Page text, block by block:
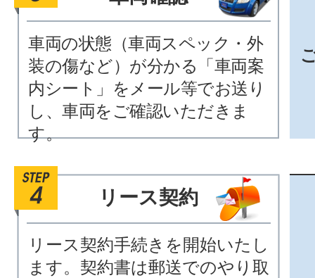
車両の状態（車両スペック・外
装の傷など）が分かる「車両案
内シート」をメール等でお送り
し、車両をご確認いただきま
す。
リース契約
リース契約手続きを開始いたし
ます。契約書は郵送でのやり取